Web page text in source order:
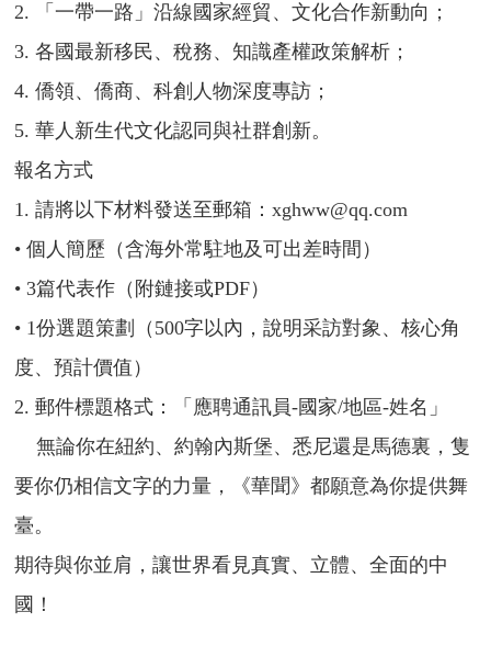
2. 「一帶一路」沿線國家經貿、文化合作新動向；
3. 各國最新移民、稅務、知識產權政策解析；
4. 僑領、僑商、科創人物深度專訪；
5. 華人新生代文化認同與社群創新。
報名方式
1. 請將以下材料發送至郵箱：xghww@qq.com
• 個人簡歷（含海外常駐地及可出差時間）
• 3篇代表作（附鏈接或PDF）
• 1份選題策劃（500字以內，說明采訪對象、核心角
度、預計價值）
2. 郵件標題格式：「應聘通訊員-國家/地區-姓名」
無論你在紐約、約翰內斯堡、悉尼還是馬德裏，隻
要你仍相信文字的力量，《華聞》都願意為你提供舞
臺。
期待與你並肩，讓世界看見真實、立體、全面的中
國！